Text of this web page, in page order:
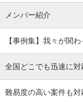
メンバー紹介
【事例集】我々が関
全国どこでも迅速に対
難易度の高い案件も対